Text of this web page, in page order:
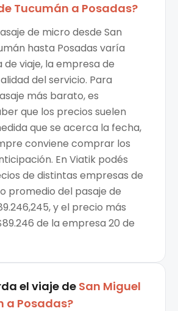
Tucumán a Posadas?
de micro desde San
hasta Posadas varía
de viaje, la empresa de
del servicio. Para
más barato, es
que los precios suelen
que se acerca la fecha,
conviene comprar los
En Viatik podés
de distintas empresas de
promedio del pasaje de
y el precio más
de la empresa 20 de
el viaje de San Miguel
a Posadas?